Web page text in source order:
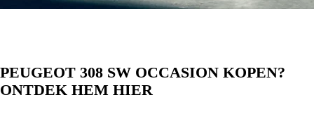
PEUGEOT 308 SW OCCASION KOPEN?
ONTDEK HEM HIER